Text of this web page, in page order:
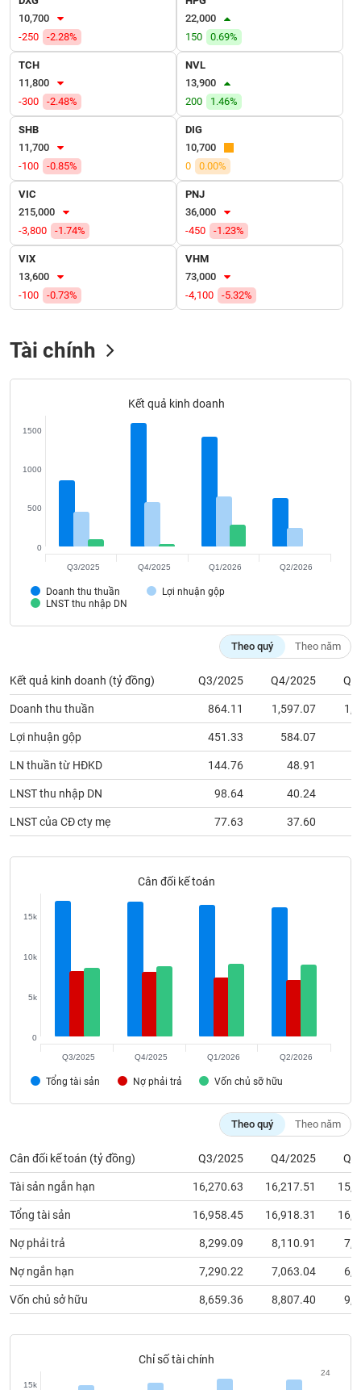
10,700
-250
-2.28%
22,000
150
0.69%
TCH
11,800
-300
-2.48%
NVL
13,900
200
1.46%
SHB
11,700
-100
-0.85%
DIG
10,700
0
0.00%
VIC
215,000
-3,800
-1.74%
PNJ
36,000
-450
-1.23%
VIX
13,600
-100
-0.73%
VHM
73,000
-4,100
-5.32%
Tài chính
Kết quả kinh doanh
Doanh thu thuần
Lợi nhuận gộp
LNST thu nhập DN
0
500
1000
1500
Q3/2025 Q4/2025 Q1/2026 Q2/2026
Theo quý Theo năm
Kết quả kinh doanh (tỷ đồng) Q3/2025 Q4/2025
Doanh thu thuần 864.11 1,597.07
Lợi nhuận gộp 451.33 584.07
LN thuần từ HĐKD 144.76 48.91
LNST thu nhập DN 98.64 40.24
LNST của CĐ cty mẹ 77.63 37.60
Cân đối kế toán
Tổng tài sản Nợ phải trả Vốn chủ sỡ hữu
0
5k
10k
15k
Q3/2025 Q4/2025 Q1/2026 Q2/2026
Theo quý Theo năm
Cân đối kế toán (tỷ đồng) Q3/2025 Q4/2025
Tài sản ngắn hạn 16,270.63 16,217.51
Tổng tài sản 16,958.45 16,918.31
Nợ phải trả 8,299.09 8,110.91
Nợ ngắn hạn 7,290.22 7,063.04
Vốn chủ sở hữu 8,659.36 8,807.40
Chỉ số tài chính
15k
24
VỤ
TRUYỀN
THÔNG
TIỆN
BẤT
ĐỘNG
SẢN
Mã
chứng
(-)
Tất cả
Tin
Bài
viết
tác
Báo
cáo
phân
tích
(-)
Thuật
ngữ
(-)
Đào
chính
Công
cụ
tư
thông
chính